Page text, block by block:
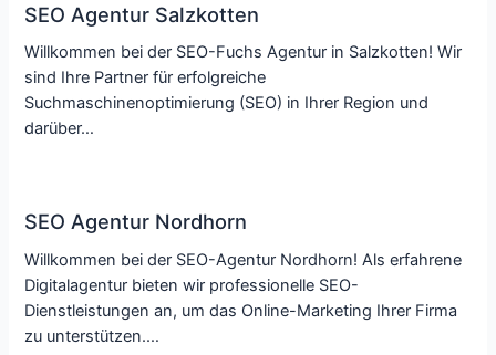
SEO Agentur Salzkotten
Willkommen bei der SEO-Fuchs Agentur in Salzkotten! Wir
sind Ihre Partner für erfolgreiche
Suchmaschinenoptimierung (SEO) in Ihrer Region und
darüber…
SEO Agentur Nordhorn
Willkommen bei der SEO-Agentur Nordhorn! Als erfahrene
Digitalagentur bieten wir professionelle SEO-
Dienstleistungen an, um das Online-Marketing Ihrer Firma
zu unterstützen.…